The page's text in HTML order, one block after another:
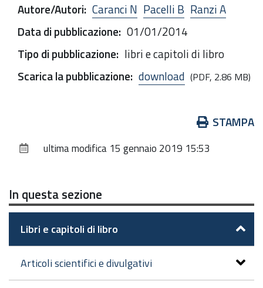
Autore/Autori: Caranci N Pacelli B Ranzi A
Data di pubblicazione: 01/01/2014
Tipo di pubblicazione: libri e capitoli di libro
Scarica la pubblicazione: download (PDF, 2.86 MB)
documento
STAMPA
ultima modifica 15 gennaio 2019 15:53
In questa sezione
Libri e capitoli di libro
Articoli scientifici e divulgativi